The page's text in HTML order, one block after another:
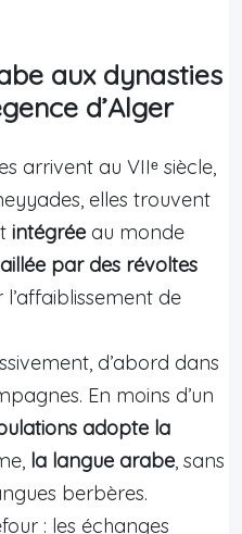
aux dynasties
d’Alger
arrivent au VIIᵉ siècle,
elles trouvent
intégrée au monde
par des révoltes
de
d’abord dans
En moins d’un
adopte la
la langue arabe, sans
berbères.
: les échanges